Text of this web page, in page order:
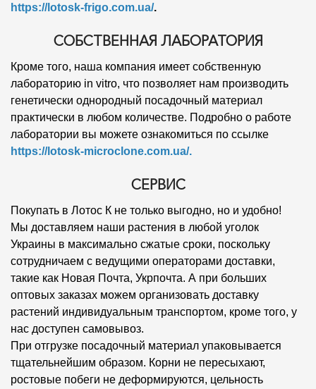
https://lotosk-frigo.com.ua/.
СОБСТВЕННАЯ ЛАБОРАТОРИЯ
Кроме того, наша компания имеет собственную
лабораторию in vitro, что позволяет нам производить
генетически однородный посадочный материал
практически в любом количестве. Подробно о работе
лаборатории вы можете ознакомиться по ссылке
https://lotosk-microclone.com.ua/.
СЕРВИС
Покупать в Лотос К не только выгодно, но и удобно!
Мы доставляем наши растения в любой уголок
Украины в максимально сжатые сроки, поскольку
сотрудничаем с ведущими операторами доставки,
такие как Новая Почта, Укрпочта. А при больших
оптовых заказах можем организовать доставку
растений индивидуальным транспортом, кроме того, у
нас доступен самовывоз.
При отгрузке посадочный материал упаковывается
тщательнейшим образом. Корни не пересыхают,
ростовые побеги не деформируются, цельность